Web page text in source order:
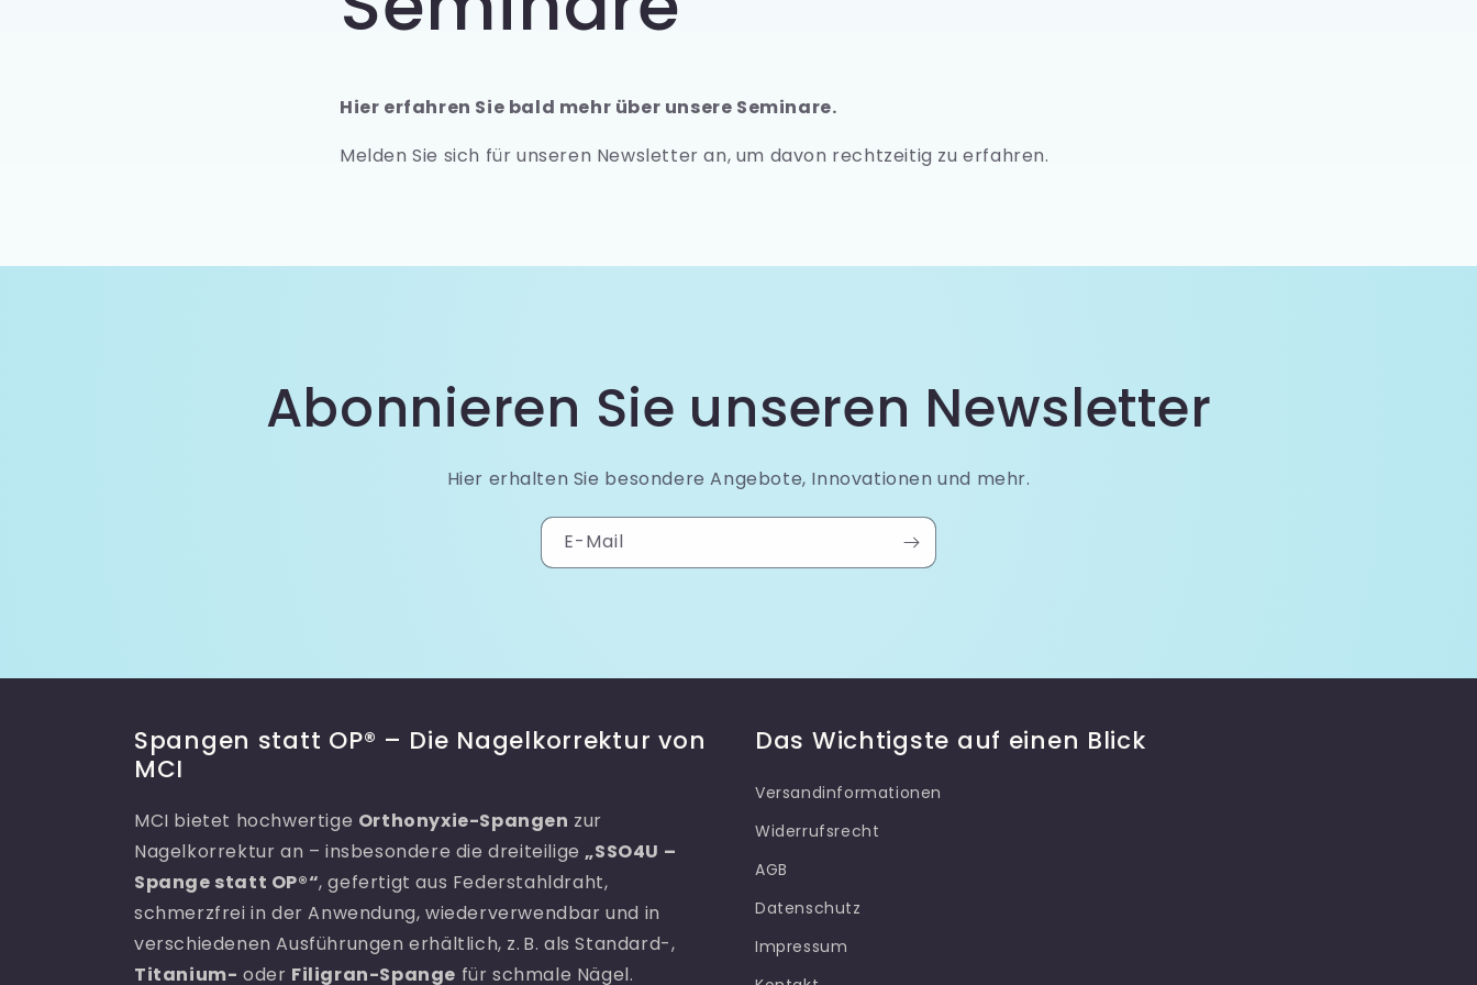
Hier erfahren Sie bald mehr über unsere Seminare.
Melden Sie sich für unseren Newsletter an, um davon rechtzeitig zu erfahren.
Abonnieren Sie unseren Newsletter
Hier erhalten Sie besondere Angebote, Innovationen und mehr.
E-Mail
Spangen statt OP® – Die Nagelkorrektur von
MCI
MCI bietet hochwertige Orthonyxie-Spangen zur
Nagelkorrektur an – insbesondere die dreiteilige„SSO4U –
Spange statt OP®“, gefertigt aus Federstahldraht,
schmerzfrei in der Anwendung, wiederverwendbar und in
verschiedenen Ausführungen erhältlich, z. B. als Standard-,
Titanium- oder Filigran-Spange für schmale Nägel.
Das Wichtigste auf einen Blick
Versandinformationen
Widerrufsrecht
AGB
Datenschutz
Impressum